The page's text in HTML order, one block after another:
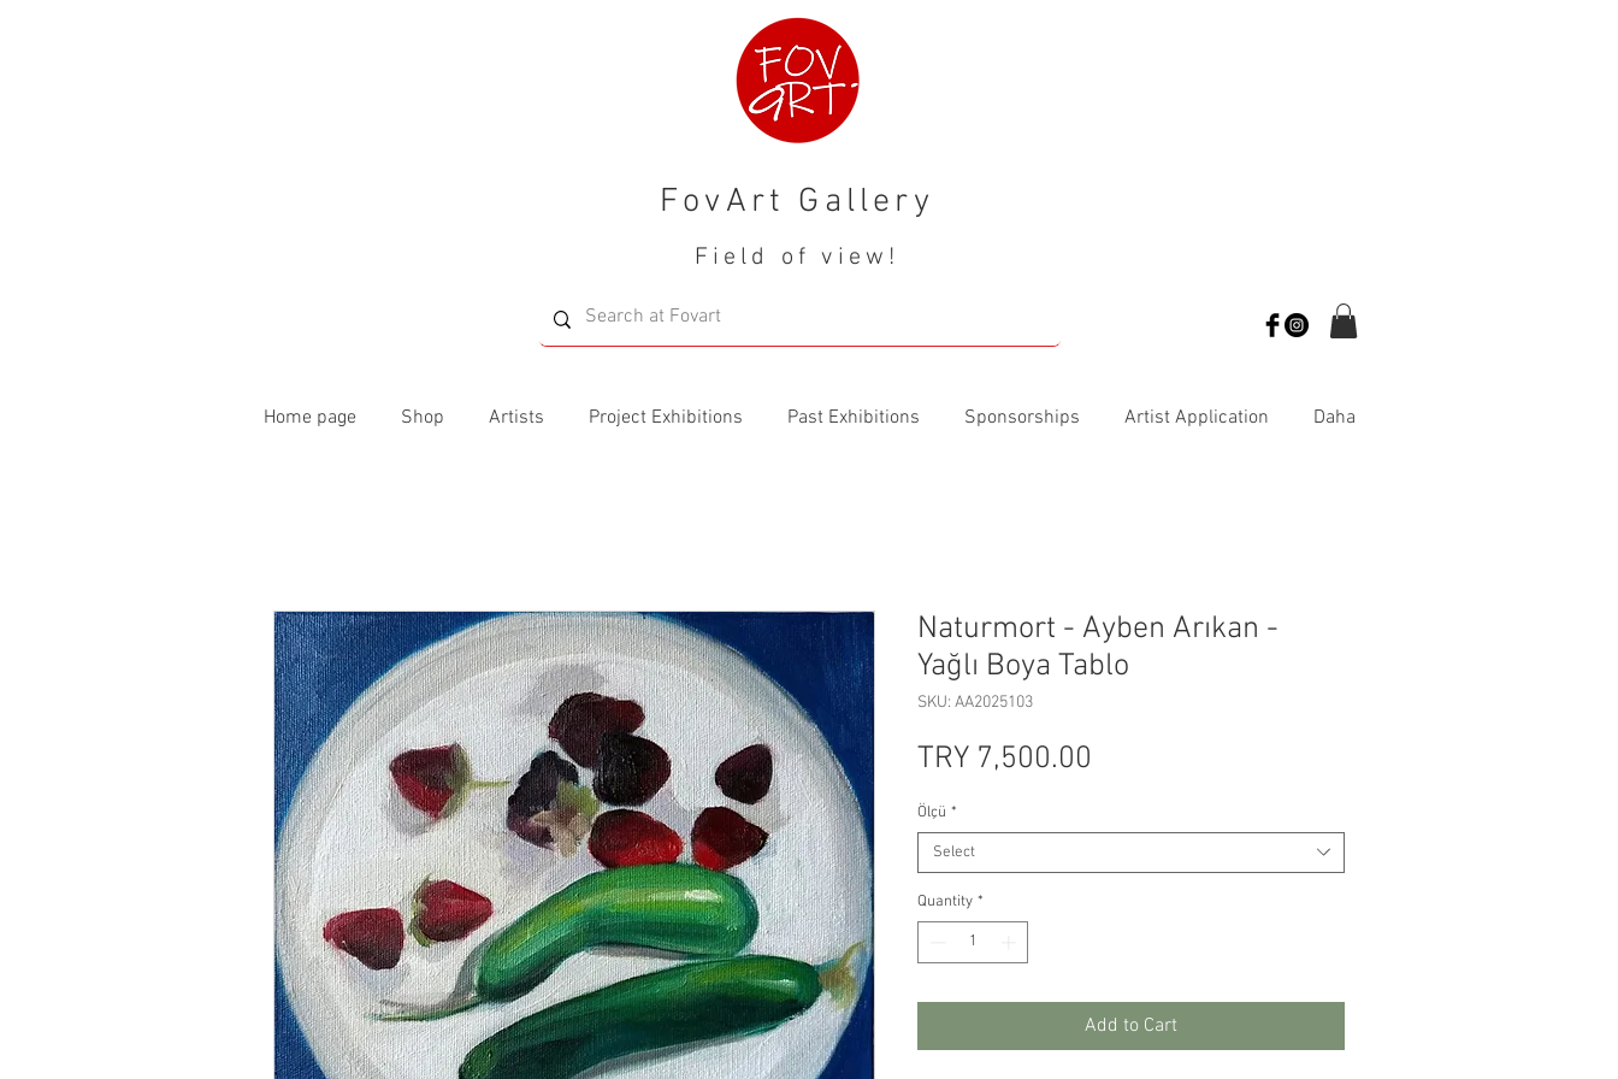
FovArt Gallery
Field of view!
Home page Shop Artists Project Exhibitions Past Exhibitions Sponsorships Artist Application Daha
Naturmort - Ayben Arıkan -
Yağlı Boya Tablo
SKU: AA2025103
TRY 7,500.00
Ölçü *
Select
Quantity *
Add to Cart